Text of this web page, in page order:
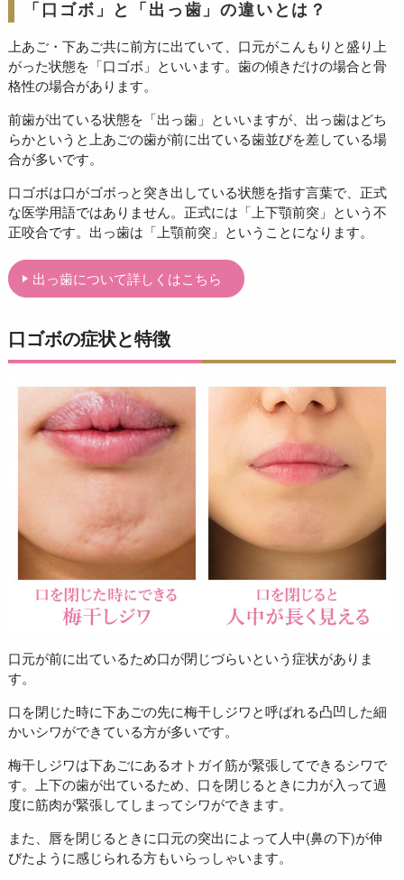
「口ゴボ」と「出っ歯」の違いとは？
上あご・下あご共に前方に出ていて、口元がこんもりと盛り上
がった状態を「口ゴボ」といいます。歯の傾きだけの場合と骨
格性の場合があります。
前歯が出ている状態を「出っ歯」といいますが、出っ歯はどち
らかというと上あごの歯が前に出ている歯並びを差している場
合が多いです。
口ゴボは口がゴボっと突き出している状態を指す言葉で、正式
な医学用語ではありません。正式には「上下顎前突」という不
正咬合です。出っ歯は「上顎前突」ということになります。
出っ歯について詳しくはこちら
口ゴボの症状と特徴
口元が前に出ているため口が閉じづらいという症状がありま
す。
口を閉じた時に下あごの先に梅干しジワと呼ばれる凸凹した細
かいシワができている方が多いです。
梅干しジワは下あごにあるオトガイ筋が緊張してできるシワで
す。上下の歯が出ているため、口を閉じるときに力が入って過
度に筋肉が緊張してしまってシワができます。
また、唇を閉じるときに口元の突出によって人中(鼻の下)が伸
びたように感じられる方もいらっしゃいます。